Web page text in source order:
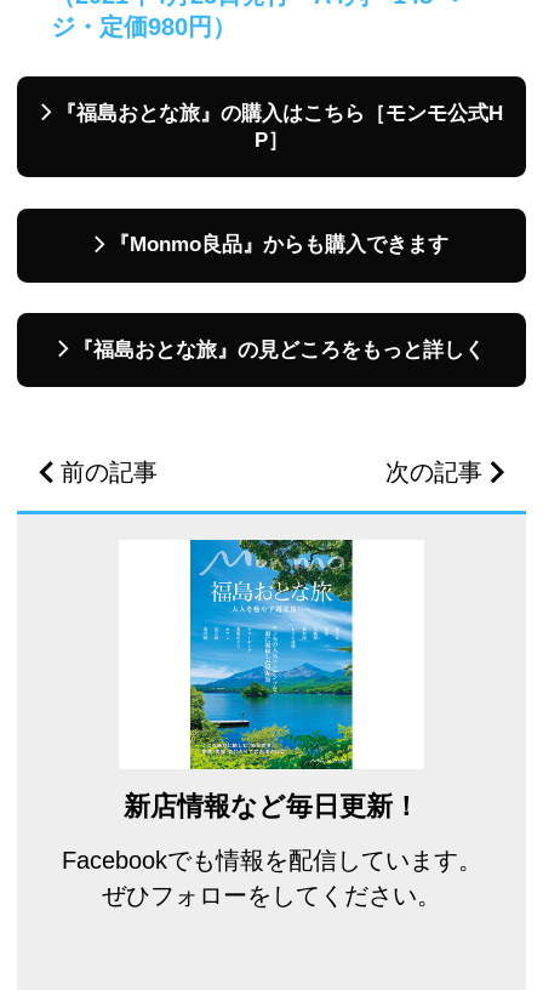
ジ・定価980円）
『福島おとな旅』の購入はこちら［モンモ公式H
P］
『Monmo良品』からも購入できます
『福島おとな旅』の見どころをもっと詳しく
前の記事 次の記事
新店情報など毎日更新！
Facebookでも情報を配信しています。
ぜひフォローをしてください。